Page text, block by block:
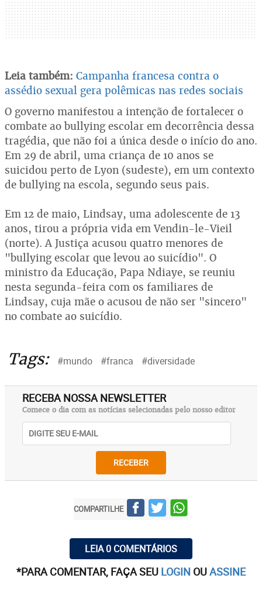
Leia também: Campanha francesa contra o
assédio sexual gera polêmicas nas redes sociais
O governo manifestou a intenção de fortalecer o
combate ao bullying escolar em decorrência dessa
tragédia, que não foi a única desde o início do ano.
Em 29 de abril, uma criança de 10 anos se
suicidou perto de Lyon (sudeste), em um contexto
de bullying na escola, segundo seus pais.
Em 12 de maio, Lindsay, uma adolescente de 13
anos, tirou a própria vida em Vendin-le-Vieil
(norte). A Justiça acusou quatro menores de
"bullying escolar que levou ao suicídio". O
ministro da Educação, Papa Ndiaye, se reuniu
nesta segunda-feira com os familiares de
Lindsay, cuja mãe o acusou de não ser "sincero"
no combate ao suicídio.
Tags: #mundo #franca #diversidade
RECEBA NOSSA NEWSLETTER
Comece o dia com as notícias selecionadas pelo nosso editor
RECEBER
COMPARTILHE
LEIA 0 COMENTÁRIOS
*PARA COMENTAR, FAÇA SEU LOGIN OUASSINE